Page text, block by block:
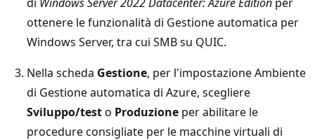
ottenere le funzionalità di Gestione automatica per
Windows Server, tra cui SMB su QUIC.
Nella scheda Gestione, per l'impostazione Ambiente
di Gestione automatica di Azure, scegliere
Sviluppo/testo Produzione per abilitare le
procedure consigliate per le macchine virtuali di